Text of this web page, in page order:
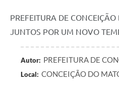
Obras
Projetos
PREFEITURA DE
JUNTOS POR UM NOVO
Autor: PREFEITURA DE
Local: CONCEIÇÃO DO